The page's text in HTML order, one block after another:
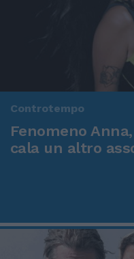
Controtempo
Fenomeno
cala un altro